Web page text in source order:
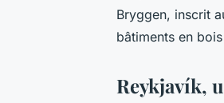
Bryggen, inscrit
bâtiments en
Reykjavík,